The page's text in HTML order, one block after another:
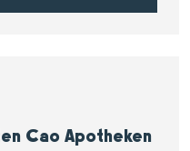
Cao Apotheken